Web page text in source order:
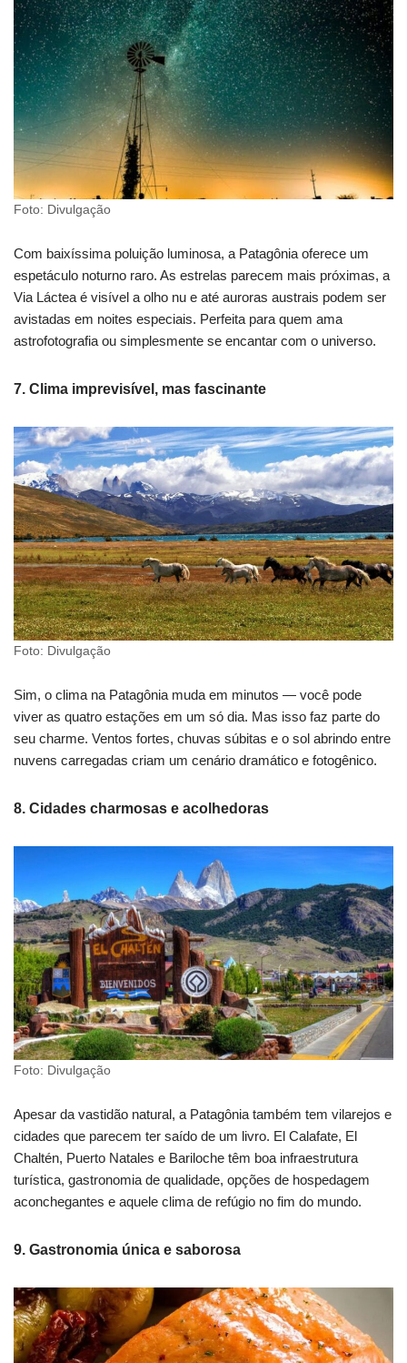
Foto: Divulgação
Com baixíssima poluição luminosa, a Patagônia oferece um
espetáculo noturno raro. As estrelas parecem mais próximas, a
Via Láctea é visível a olho nu e até auroras austrais podem ser
avistadas em noites especiais. Perfeita para quem ama
astrofotografia ou simplesmente se encantar com o universo.
7. Clima imprevisível, mas fascinante
Foto: Divulgação
Sim, o clima na Patagônia muda em minutos — você pode
viver as quatro estações em um só dia. Mas isso faz parte do
seu charme. Ventos fortes, chuvas súbitas e o sol abrindo entre
nuvens carregadas criam um cenário dramático e fotogênico.
8. Cidades charmosas e acolhedoras
Foto: Divulgação
Apesar da vastidão natural, a Patagônia também tem vilarejos e
cidades que parecem ter saído de um livro. El Calafate, El
Chaltén, Puerto Natales e Bariloche têm boa infraestrutura
turística, gastronomia de qualidade, opções de hospedagem
aconchegantes e aquele clima de refúgio no fim do mundo.
9. Gastronomia única e saborosa